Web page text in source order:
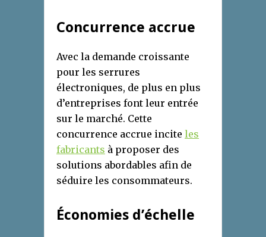
Concurrence accrue
Avec la demande croissante
pour les serrures
électroniques, de plus en plus
d’entreprises font leur entrée
sur le marché. Cette
concurrence accrue incite les
fabricants à proposer des
solutions abordables afin de
séduire les consommateurs.
Économies d’échelle